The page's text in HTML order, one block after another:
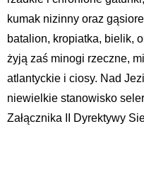
kumak nizinny oraz
batalion, kropiatka, bielik,
żyją zaś minogi rzeczne,
atlantyckie i ciosy. Nad
niewielkie stanowisko
Załącznika II Dyrektywy